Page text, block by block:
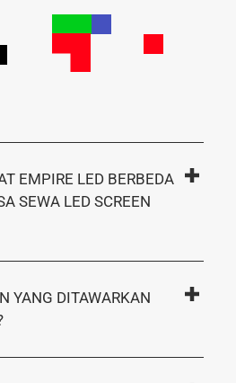
EMPIRE LED BERBEDA
SEWA LED SCREEN
YANG DITAWARKAN